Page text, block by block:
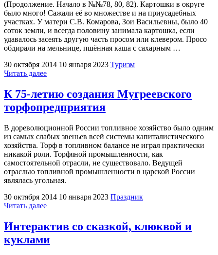
(Продолжение. Начало в №№78, 80, 82). Картошки в округе
было много! Сажали её во множестве и на приусадебных
участках. У матери С.В. Комарова, Зои Васильевны, было 40
соток земли, и всегда половину занимала картошка, если
удавалось засеять другую часть просом или клевером. Просо
обдирали на мельнице, пшённая каша с сахарным …
30 октября 2014 10 января 2023 Туризм
Читать далее"Дорогие
К 75-летию создания Мугреевского
торфопредприятия
В дореволюционной России топливное хозяйство было одним
из самых слабых звеньев всей системы капиталистического
хозяйства. Торф в топливном балансе не играл практически
никакой роли. Торфяной промышленности, как
самостоятельной отрасли, не существовало. Ведущей
отраслью топливной промышленности в царской России
являлась угольная.
30 октября 2014 10 января 2023 Праздник
Читать далее"К
создания
Мугреевского
Интерактив со сказкой, клюквой и
куклами